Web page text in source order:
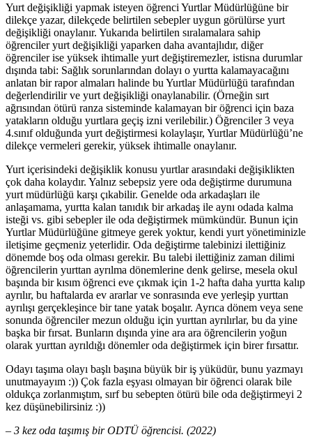
Yurt değişikliği yapmak isteyen öğrenci Yurtlar Müdürlüğüne bir
dilekçe yazar, dilekçede belirtilen sebepler uygun görülürse yurt
değişikliği onaylanır. Yukarıda belirtilen sıralamalara sahip
öğrenciler yurt değişikliği yaparken daha avantajlıdır, diğer
öğrenciler ise yüksek ihtimalle yurt değiştiremezler, istisna durumlar
dışında tabi: Sağlık sorunlarından dolayı o yurtta kalamayacağını
anlatan bir rapor almaları halinde bu Yurtlar Müdürlüğü tarafından
değerlendirilir ve yurt değişikliği onaylanabilir. (Örneğin sırt
ağrısından ötürü ranza sisteminde kalamayan bir öğrenci için baza
yatakların olduğu yurtlara geçiş izni verilebilir.) Öğrenciler 3 veya
4.sınıf olduğunda yurt değiştirmesi kolaylaşır, Yurtlar Müdürlüğü’ne
dilekçe vermeleri gerekir, yüksek ihtimalle onaylanır.
Yurt içerisindeki değişiklik konusu yurtlar arasındaki değişiklikten
çok daha kolaydır. Yalnız sebepsiz yere oda değiştirme durumuna
yurt müdürlüğü karşı çıkabilir. Genelde oda arkadaşları ile
anlaşamama, yurtta kalan tanıdık bir arkadaş ile aynı odada kalma
isteği vs. gibi sebepler ile oda değiştirmek mümkündür. Bunun için
Yurtlar Müdürlüğüne gitmeye gerek yoktur, kendi yurt yönetiminizle
iletişime geçmeniz yeterlidir. Oda değiştirme talebinizi ilettiğiniz
dönemde boş oda olması gerekir. Bu talebi ilettiğiniz zaman dilimi
öğrencilerin yurttan ayrılma dönemlerine denk gelirse, mesela okul
başında bir kısım öğrenci eve çıkmak için 1-2 hafta daha yurtta kalıp
ayrılır, bu haftalarda ev ararlar ve sonrasında eve yerleşip yurttan
ayrılışı gerçekleşince bir tane yatak boşalır. Ayrıca dönem veya sene
sonunda öğrenciler mezun olduğu için yurttan ayrılırlar, bu da yine
başka bir fırsat. Bunların dışında yine ara ara öğrencilerin yoğun
olarak yurttan ayrıldığı dönemler oda değiştirmek için birer fırsattır.
Odayı taşıma olayı başlı başına büyük bir iş yüküdür, bunu yazmayı
unutmayayım :)) Çok fazla eşyası olmayan bir öğrenci olarak bile
oldukça zorlanmıştım, sırf bu sebepten ötürü bile oda değiştirmeyi 2
kez düşünebilirsiniz :))
– 3 kez oda taşımış bir ODTÜ öğrencisi. (2022)